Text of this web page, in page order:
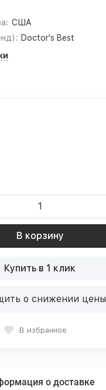
США
Doctor's Best
В корзину
Купить в 1 клик
о снижении цены
В избранное
о доставке